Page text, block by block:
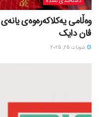
وەڵامی یەکلاکەرەوەی
ڤان دایک
شوبات 25, 2025